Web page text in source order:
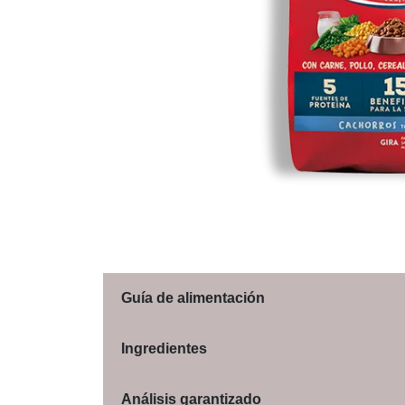
Guía de alimentación
Ingredientes
Análisis garantizado